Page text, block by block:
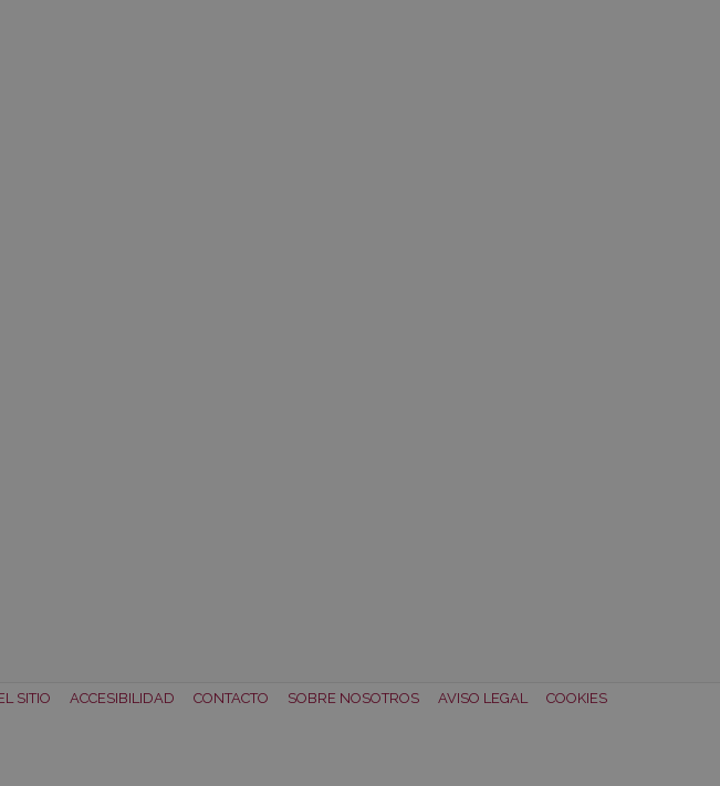
SITIO ACCESIBILIDAD CONTACTO SOBRE NOSOTROS AVISO LEGAL COOKIES